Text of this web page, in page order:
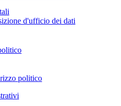
d'ufficio dei dati
politico